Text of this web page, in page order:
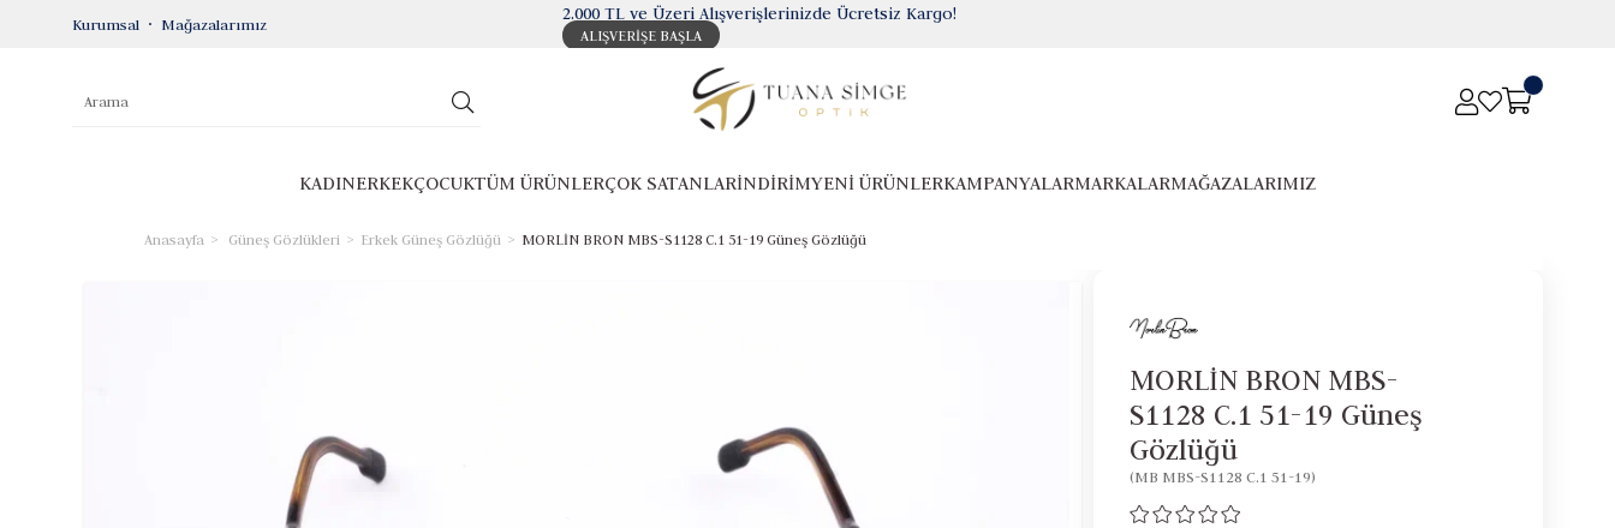
Kurumsal Mağazalarımız 2.000 TL ve Üzeri Alışverişlerinizde Ücretsiz Kargo!
ALIŞVERİŞE BAŞLA
KADINERKEKÇOCUKTÜM ÜRÜNLERÇOK SATANLARİNDİRİMYENİ ÜRÜNLERKAMPANYALARMARKALARMAĞAZALARIMIZ
Anasayfa Güneş Gözlükleri Erkek Güneş Gözlüğü MORLİN BRON MBS-S1128 C.1 51-19 Güneş Gözlüğü
MORLİN BRON MBS-
S1128 C.1 51-19 Güneş
Gözlüğü
(MB MBS-S1128 C.1 51-19)